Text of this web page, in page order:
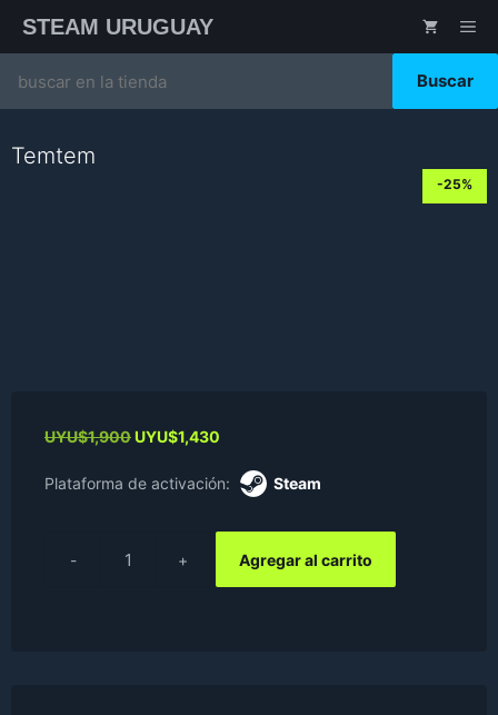
contenido
STEAM URUGUAY
for:
Temtem
-25%
UYU$1,900Original
was:
UYU$1,430
is:
Plataforma de activación: Steam
Temtem
cantidad
Agregar al carrito